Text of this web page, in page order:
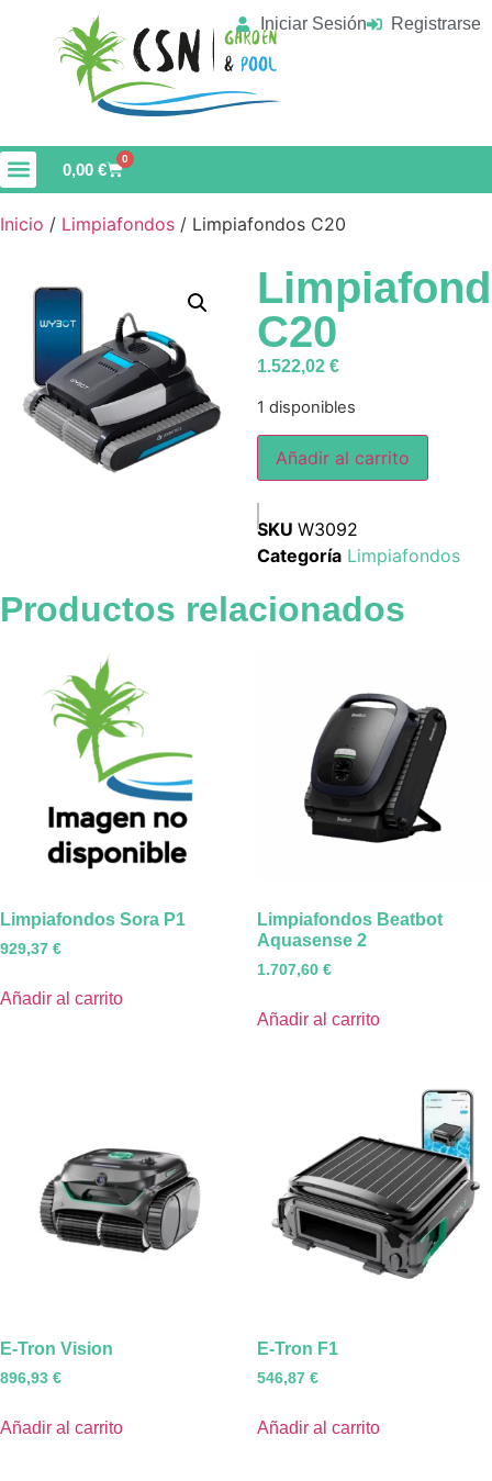
Iniciar Sesión Registrarse
0,00 €
0
Inicio / Limpiafondos / Limpiafondos C20
C20
1.522,02 €
1 disponibles
Añadir al carrito
SKU W3092
Categoría Limpiafondos
Productos relacionados
Limpiafondos Sora P1
929,37 €
Añadir al carrito
Limpiafondos Beatbot
Aquasense 2
1.707,60 €
Añadir al carrito
E-Tron Vision
896,93 €
Añadir al carrito
E-Tron F1
546,87 €
Añadir al carrito